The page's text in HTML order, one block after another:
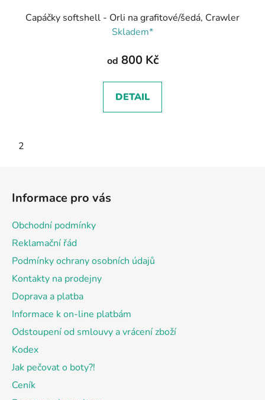
Capáčky softshell - Orli na grafitové/šedá, Crawler
Skladem*
od 800 Kč
DETAIL
2
Informace pro vás
Obchodní podmínky
Reklamační řád
Podmínky ochrany osobních údajů
Kontakty na prodejny
Doprava a platba
Informace k on-line platbám
Odstoupení od smlouvy a vrácení zboží
Kodex
Jak pečovat o boty?!
Ceník